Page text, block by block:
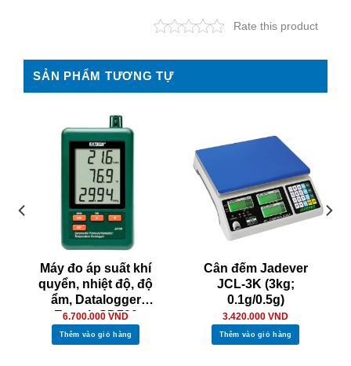
Rate this product
SẢN PHẨM TƯƠNG TỰ
Máy đo áp suất khí
quyển, nhiệt độ, độ
ẩm, Datalogger
Extech SD700
6.700.000 VND
Thêm vào giỏ hàng
Cân đếm Jadever
JCL-3K (3kg;
0.1g/0.5g)
3.420.000 VND
Thêm vào giỏ hàng